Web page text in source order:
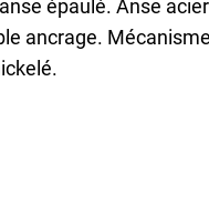
épaulé. Anse
ancrage.